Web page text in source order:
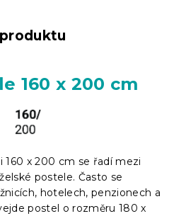
160 x 200 cm
160 x 200 cm se řadí mezi
postele. Často se
hotelech, penzionech a
postel o rozměru 180 x